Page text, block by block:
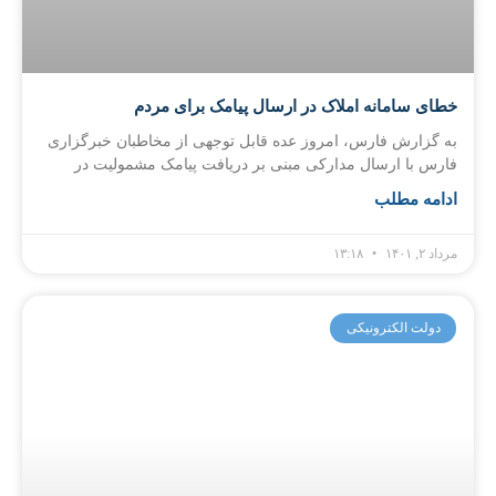
خطای سامانه املاک در ارسال پیامک برای مردم
به گزارش فارس، امروز عده‌ قابل توجهی از مخاطبان خبرگزاری
فارس با ارسال مدارکی مبنی بر دریافت پیامک مشمولیت در
ادامه مطلب
مرداد ۲, ۱۴۰۱
دولت الکترونیکی